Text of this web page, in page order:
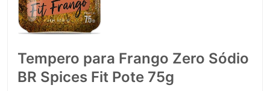
Tempero para Frango Zero Sódio
BR Spices Fit Pote 75g